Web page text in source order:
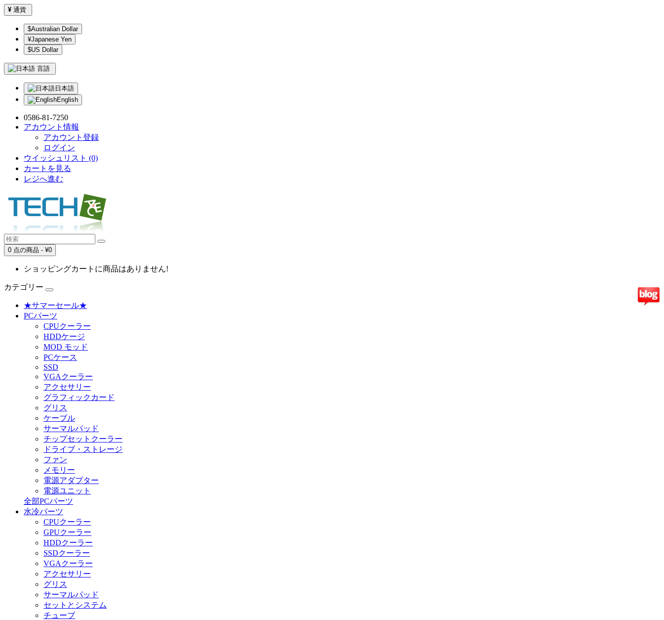
¥ 通貨
$Australian Dollar
¥Japanese Yen
$US Dollar
言語
日本語
English
0586-81-7250
アカウント情報
アカウント登録
ログイン
ウイッシュリスト (0)
カートを見る
レジへ進む
0 点の商品 - ¥0
ショッピングカートに商品はありません!
カテゴリー
★サマーセール★
PCパーツ
CPUクーラー
HDDケージ
MOD モッド
PCケース
SSD
VGAクーラー
アクセサリー
グラフィックカード
グリス
ケーブル
サーマルパッド
チップセットクーラー
ドライブ・ストレージ
ファン
メモリー
電源アダプター
電源ユニット
全部PCパーツ
水冷パーツ
CPUクーラー
GPUクーラー
HDDクーラー
SSDクーラー
VGAクーラー
アクセサリー
グリス
サーマルパッド
セットとシステム
チューブ